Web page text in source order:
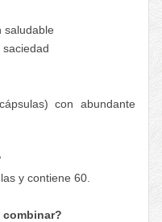
saludable
saciedad
con abundante
y contiene 60.